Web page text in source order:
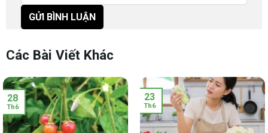
Các Bài Viết Khác
28
Th6
23
Th6